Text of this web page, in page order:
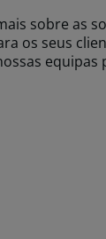
sobre as
os seus
equipas